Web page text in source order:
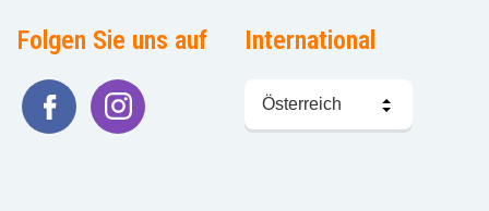
Folgen Sie uns auf International
Sprache
wählen